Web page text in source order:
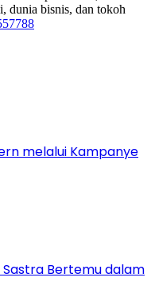
dunia bisnis, dan tokoh
melalui Kampanye
Sastra Bertemu dalam